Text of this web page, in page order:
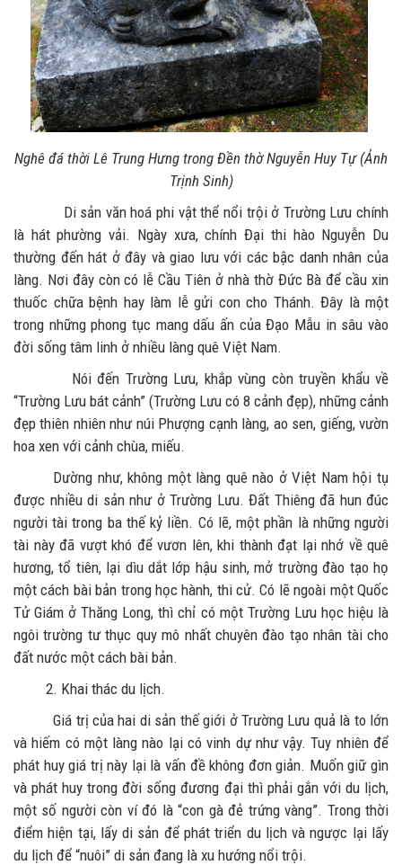
Nghê đá thời Lê Trung Hưng trong Đền thờ Nguyễn Huy Tự (Ảnh
Trịnh Sinh)
Di sản văn hoá phi vật thể nổi trội ở Trường Lưu chính
là hát phường vải. Ngày xưa, chính Đại thi hào Nguyễn Du
thường đến hát ở đây và giao lưu với các bậc danh nhân của
làng. Nơi đây còn có lễ Cầu Tiên ở nhà thờ Đức Bà để cầu xin
thuốc chữa bệnh hay làm lễ gửi con cho Thánh. Đây là một
trong những phong tục mang dấu ấn của Đạo Mẫu in sâu vào
đời sống tâm linh ở nhiều làng quê Việt Nam.
Nói đến Trường Lưu, khắp vùng còn truyền khẩu về
“Trường Lưu bát cảnh” (Trường Lưu có 8 cảnh đẹp), những cảnh
đẹp thiên nhiên như núi Phượng cạnh làng, ao sen, giếng, vườn
hoa xen với cảnh chùa, miếu.
Dường như, không một làng quê nào ở Việt Nam hội tụ
được nhiều di sản như ở Trường Lưu. Đất Thiêng đã hun đúc
người tài trong ba thế kỷ liền. Có lẽ, một phần là những người
tài này đã vượt khó để vươn lên, khi thành đạt lại nhớ về quê
hương, tổ tiên, lại dìu dắt lớp hậu sinh, mở trường đào tạo họ
một cách bài bản trong học hành, thi cử. Có lẽ ngoài một Quốc
Tử Giám ở Thăng Long, thì chỉ có một Trường Lưu học hiệu là
ngôi trường tư thục quy mô nhất chuyên đào tạo nhân tài cho
đất nước một cách bài bản.
2. Khai thác du lịch.
Giá trị của hai di sản thế giới ở Trường Lưu quả là to lớn
và hiếm có một làng nào lại có vinh dự như vậy. Tuy nhiên để
phát huy giá trị này lại là vấn đề không đơn giản. Muốn giữ gìn
và phát huy trong đời sống đương đại thì phải gắn với du lịch,
một số người còn ví đó là “con gà đẻ trứng vàng”. Trong thời
điểm hiện tại, lấy di sản để phát triển du lịch và ngược lại lấy
du lịch để “nuôi” di sản đang là xu hướng nổi trội.